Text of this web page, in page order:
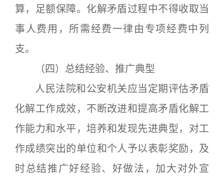
算，足额保障。化解矛盾过程中不得收取当
事人费用，所需经费一律由专项经费中列
支。
（四）总结经验、推广典型
人民法院和公安机关应当定期评估矛盾
化解工作成效，不断改进和提高矛盾化解工
作能力和水平，培养和发现先进典型，对工
作成绩突出的单位和个人予以表彰奖励，及
时总结推广好经验、好做法，加大对外宣